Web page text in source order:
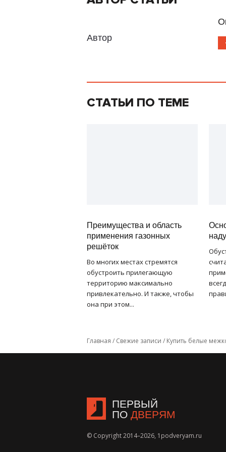
Автор
СТАТЬИ ПО ТЕМЕ
Преимущества и область
применения газонных
решёток
Во многих местах стремятся
обустроить прилегающую
территорию максимально
привлекательно. И также, чтобы
она при этом...
Главная / Свежие записи / Купить белые
ПЕРВЫЙ
ПО ДВЕРЯМ
© Copyright 2014–2026, 1podveryam.ru